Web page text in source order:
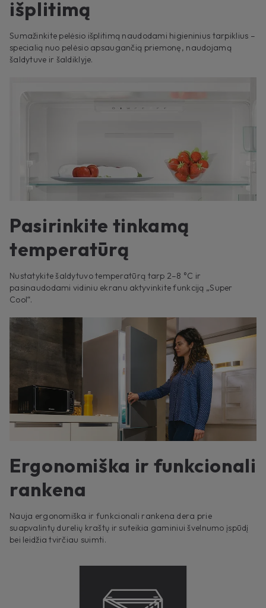
išplitimą
Sumažinkite pelėsio išplitimą naudodami higieninius tarpiklius –
specialią nuo pelėsio apsaugančią priemonę, naudojamą
šaldytuve ir šaldiklyje.
Pasirinkite tinkamą
temperatūrą
Nustatykite šaldytuvo temperatūrą tarp 2–8 °C ir
pasinaudodami vidiniu ekranu aktyvinkite funkciją „Super
Cool“.
Ergonomiška ir funkcionali
rankena
Nauja ergonomiška ir funkcionali rankena dera prie
suapvalintų durelių kraštų ir suteikia gaminiui švelnumo įspūdį
bei leidžia tvirčiau suimti.